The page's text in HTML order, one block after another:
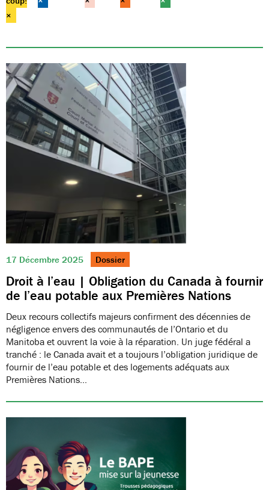
17 Décembre 2025 Dossier
Droit à l’eau | Obligation du Canada à fournir
de l’eau potable aux Premières Nations
Deux recours collectifs majeurs confirment des décennies de
négligence envers des communautés de l’Ontario et du
Manitoba et ouvrent la voie à la réparation. Un juge fédéral a
tranché : le Canada avait et a toujours l’obligation juridique de
fournir de l’eau potable et des logements adéquats aux
Premières Nations…
×